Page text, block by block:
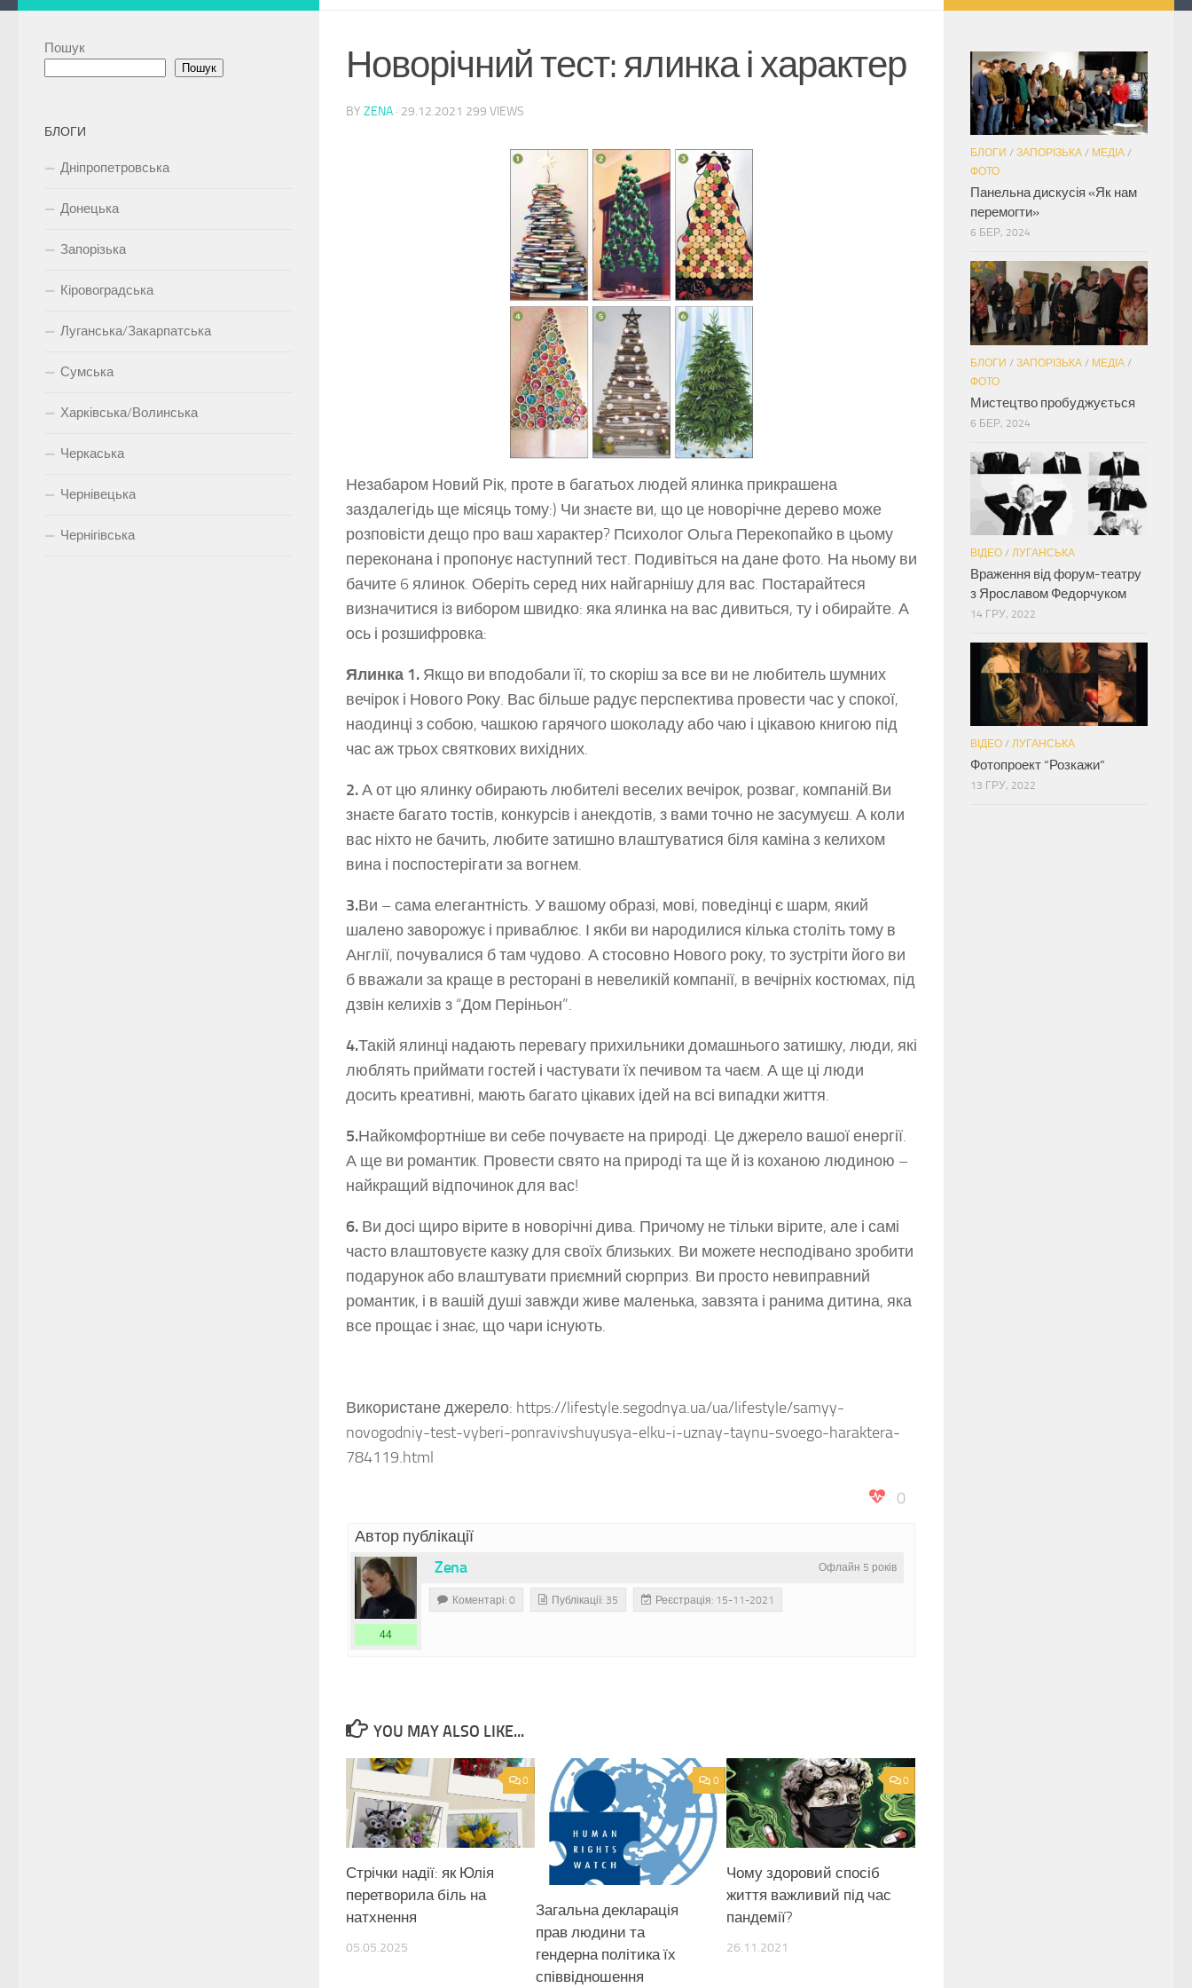
Новорічний тест: ялинка і характер
BY ZENA · 29.12.2021 299 VIEWS
Незабаром Новий Рік, проте в багатьох людей ялинка прикрашена
заздалегідь ще місяць тому:) Чи знаєте ви, що це новорічне дерево може
розповісти дещо про ваш характер? Психолог Ольга Перекопайко в цьому
переконана і пропонує наступний тест. Подивіться на дане фото. На ньому ви
бачите 6 ялинок. Оберіть серед них найгарнішу для вас. Постарайтеся
визначитися із вибором швидко: яка ялинка на вас дивиться, ту і обирайте. А
ось і розшифровка:
Ялинка 1. Якщо ви вподобали її, то скоріш за все ви не любитель шумних
вечірок і Нового Року. Вас більше радує перспектива провести час у спокої,
наодинці з собою, чашкою гарячого шоколаду або чаю і цікавою книгою під
час аж трьох святкових вихідних.
2.А от цю ялинку обирають любителі веселих вечірок, розваг, компаній.Ви
знаєте багато тостів, конкурсів і анекдотів, з вами точно не засумуєш. А коли
вас ніхто не бачить, любите затишно влаштуватися біля каміна з келихом
вина і поспостерігати за вогнем.
3.Ви – сама елегантність. У вашому образі, мові, поведінці є шарм, який
шалено заворожує і приваблює. І якби ви народилися кілька століть тому в
Англії, почувалися б там чудово. А стосовно Нового року, то зустріти його ви
б вважали за краще в ресторані в невеликій компанії, в вечірніх костюмах, під
дзвін келихів з “Дом Періньон”.
4.Такій ялинці надають перевагу прихильники домашнього затишку, люди, які
люблять приймати гостей і частувати їх печивом та чаєм. А ще ці люди
досить креативні, мають багато цікавих ідей на всі випадки життя.
5.Найкомфортніше ви себе почуваєте на природі. Це джерело вашої енергії.
А ще ви романтик. Провести свято на природі та ще й із коханою людиною –
найкращий відпочинок для вас!
6. Ви досі щиро вірите в новорічні дива. Причому не тільки вірите, але і самі
часто влаштовуєте казку для своїх близьких. Ви можете несподівано зробити
подарунок або влаштувати приємний сюрприз. Ви просто невиправний
романтик, і в вашій душі завжди живе маленька, завзята і ранима дитина, яка
все прощає і знає, що чари існують.
Використане джерело: https://lifestyle.segodnya.ua/ua/lifestyle/samyy-
novogodniy-test-vyberi-ponravivshuyusya-elku-i-uznay-taynu-svoego-haraktera-
784119.html
0
Автор публікації
Офлайн 5 років
Zena
44
Коментарі: 0 Публікації: 35 Реєстрація: 15-11-2021
YOU MAY ALSO LIKE...
0
Стрічки надії: як Юлія
перетворила біль на
натхнення
05.05.2025
0
Загальна декларація
прав людини та
гендерна політика їх
співвідношення
0
Чому здоровий спосіб
життя важливий під час
пандемії?
26.11.2021
Пошук
Пошук
БЛОГИ
Дніпропетровська
Донецька
Запорізька
Кіровоградська
Луганська/Закарпатська
Сумська
Харківська/Волинська
Черкаська
Чернівецька
Чернігівська
БЛОГИ / ЗАПОРІЗЬКА / МЕДІА /
ФОТО
Панельна дискусія «Як нам
перемогти»
6 БЕР, 2024
БЛОГИ / ЗАПОРІЗЬКА / МЕДІА /
ФОТО
Мистецтво пробуджується
6 БЕР, 2024
ВІДЕО / ЛУГАНСЬКА
Враження від форум-театру
з Ярославом Федорчуком
14 ГРУ, 2022
ВІДЕО / ЛУГАНСЬКА
Фотопроект “Розкажи”
13 ГРУ, 2022